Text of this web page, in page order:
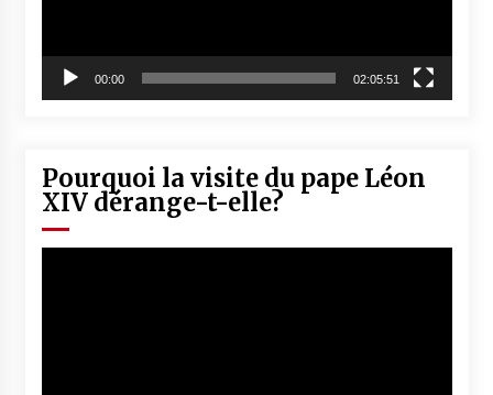
00:00 02:05:51
Pourquoi la visite du pape Léon
XIV dérange-t-elle?